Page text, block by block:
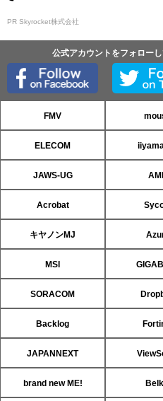
PR Skyrocket株式会社
公式アカウントをフォロー
FMV
ELECOM
JAWS-UG
Acrobat
キヤノンMJ
MSI
SORACOM
Backlog
JAPANNEXT
brand new ME!